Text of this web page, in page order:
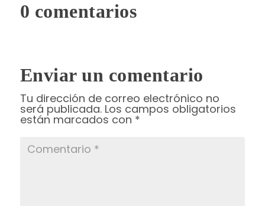
0 comentarios
Enviar un comentario
Tu dirección de correo electrónico no
será publicada. Los campos obligatorios
están marcados con *